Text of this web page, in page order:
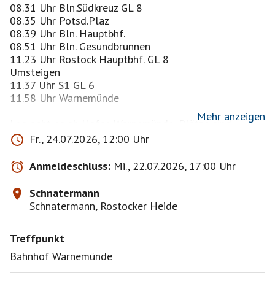
08.31 Uhr Bln.Südkreuz GL 8
08.35 Uhr Potsd.Plaz
08.39 Uhr Bln. Hauptbhf.
08.51 Uhr Bln. Gesundbrunnen
11.23 Uhr Rostock Hauptbhf. GL 8
Umsteigen
11.37 Uhr S1 GL 6
11.58 Uhr Warnemünde
Los geht es ab Hafen Warnemünde, Plätze sind
reserviert!
Die andere Schi"fff"ahrt zum Schnatermann, Rostocker
Heide!
Abfahrt vom Hafen Warnemünde 14.30 Uhr zum
Schnatermann und zurück zum Hafen Warnemünde,
Abfahrt vom Schnatermann 16.30 Uhr, lt.Internetseite!
Kurzer Aufenthalt "Schnatermann " Fahrzeit
Ankunft im Hafen Warnemünde 17.05 Uhr.
Mehr anzeigen
Fr., 24.07.2026, 12:00 Uhr
Anmeldeschluss: Mi., 22.07.2026, 17:00 Uhr
Schnatermann
Schnatermann, Rostocker Heide
Treffpunkt
Bahnhof Warnemünde